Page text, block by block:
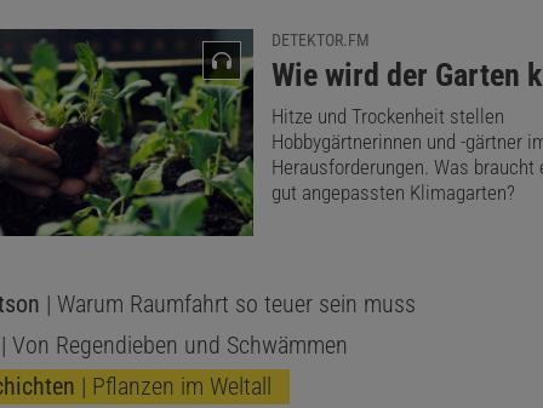
DETEKTOR.FM
:
Wie wird der Garten
Hitze und Trockenheit stellen
Hobbygärtnerinnen und -gärtner
Herausforderungen. Was braucht
gut angepassten Klimagarten?
| Warum Raumfahrt so teuer sein muss
| Von Regendieben und Schwämmen
| Pflanzen im Weltall